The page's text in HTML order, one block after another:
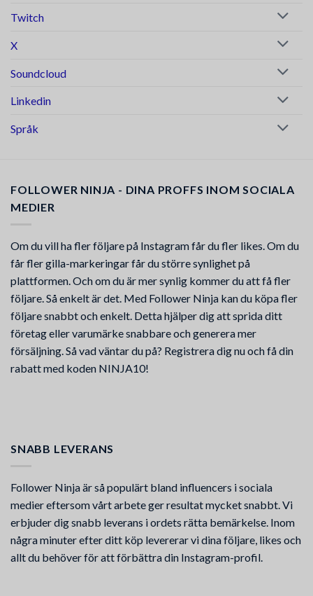
Twitch
X
Soundcloud
Linkedin
Språk
FOLLOWER NINJA - DINA PROFFS INOM SOCIALA
MEDIER
Om du vill ha fler följare på Instagram får du fler likes. Om du
får fler gilla-markeringar får du större synlighet på
plattformen. Och om du är mer synlig kommer du att få fler
följare. Så enkelt är det. Med Follower Ninja kan du köpa fler
följare snabbt och enkelt. Detta hjälper dig att sprida ditt
företag eller varumärke snabbare och generera mer
försäljning. Så vad väntar du på? Registrera dig nu och få din
rabatt med koden NINJA10!
SNABB LEVERANS
Follower Ninja är så populärt bland influencers i sociala
medier eftersom vårt arbete ger resultat mycket snabbt. Vi
erbjuder dig snabb leverans i ordets rätta bemärkelse. Inom
några minuter efter ditt köp levererar vi dina följare, likes och
allt du behöver för att förbättra din Instagram-profil.